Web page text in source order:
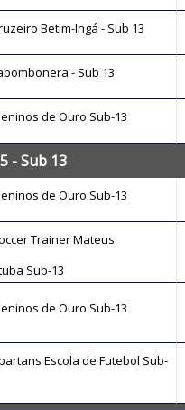
Betim-Ingá - Sub 13
- Sub 13
de Ouro Sub-13
- Sub 13
de Ouro Sub-13
Trainer Mateus
Sub-13
de Ouro Sub-13
Escola de Futebol Sub-